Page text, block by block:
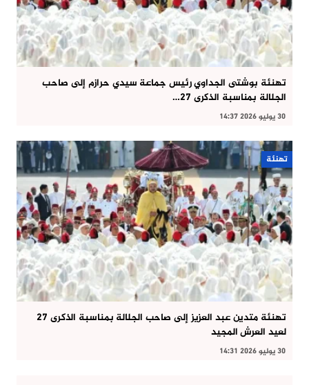
تهنئة بوشتى الجداوي رئيس جماعة سيدي حرازم إلى صاحب
الجلالة بمناسبة الذكرى 27…
30 يوليو 2026 14:37
تهنئة
تهنئة متدين عبد العزيز إلى صاحب الجلالة بمناسبة الذكرى 27
لعيد العرش المجيد
30 يوليو 2026 14:31